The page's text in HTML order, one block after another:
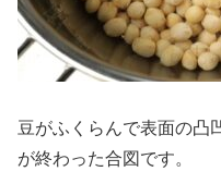
豆がふくらんで表面の凸
が終わった合図です。